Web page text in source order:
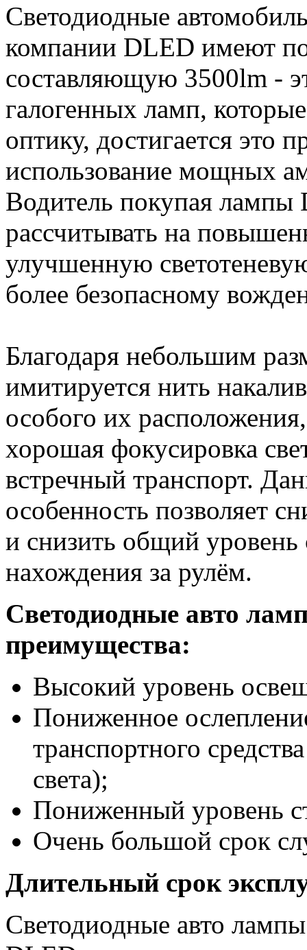
Светодиодные
компании DLED имеют
составляющую 3500lm -
галогенных ламп,
оптику, достигается это
использование мощных
Водитель покупая
рассчитывать на
улучшенную
более безопасному
Благодаря небольшим
имитируется нить
особого их
хорошая фокусировка
встречный транспорт.
особенность позволяет
и снизить общий уровень
нахождения за рулём.
Светодиодные авто
преимущества:
Высокий уровень
Пониженное
транспортного
света);
Пониженный уровень
Очень большой срок
Длительный срок
Светодиодные авто